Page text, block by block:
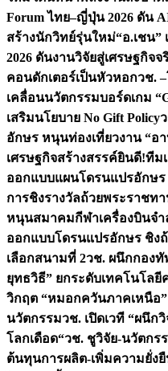
Forum ไทย–ญี่ปุ่น 2026 ดัน
สร้างนักวิทย์รุ่นใหม่“อ.เชน”
2026 ดันงานวิจัยสู่เศรษฐกิจจ
คอนดักเตอร์เป็นหัวหอกวช.
เคลื่อนนวัตกรรมบอร์ดเกม
เสริมนโยบาย No Gift Policy
อักษร หนุนท่องเที่ยวงาน “อ
เศรษฐกิจสร้างสรรค์ยินดี!ทีม
ออกแบบแผนโดรนแปรอักษร
การชิงรางวัลถ้วยพระราชท
หนุนสมาคมกีฬาเครื่องบินจ
ออกแบบโดรนแปรอักษร ชิง
เลือกสนามที่ 2วช. ผนึกกอง
ยุทธวิธี” ยกระดับเทคโนโล
วิกฤต “หมอกควันภาคเหนือ”
นวัตกรรมวช. เปิดเวที “ผนึก
โลกเดือด“วช. ชูวิจัย-นวัตกร
ต้นทุนการผลิต-เพิ่มความยั่ง